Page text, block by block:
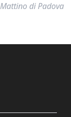
di Padova